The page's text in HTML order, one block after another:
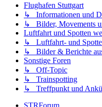
Flughafen Stuttgart
↳ Informationen und
↳ Bilder, Movements
Luftfahrt und Spotten
↳ Luftfahrt- und
↳ Bilder & Berichte
Sonstige Foren
↳ Off-Topic
↳ Trainspotting
↳ Treffpunkt und
STRForum